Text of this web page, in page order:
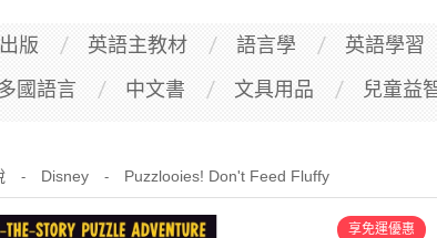
版 英語主教材 語言學 英語學習
國語言 中文書 文具用品 兒童益
- Disney - Puzzlooies! Don't Feed Fluffy
享免運優惠